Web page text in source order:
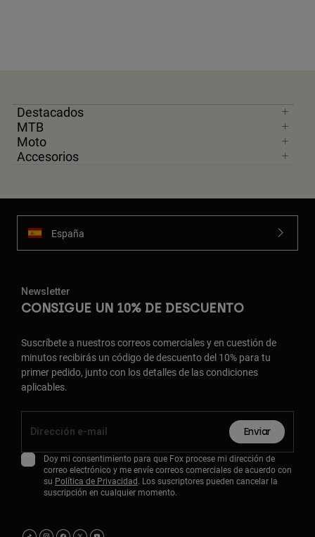
Destacados
MTB
Moto
Accesorios
España
Newsletter
CONSIGUE UN 10% DE DESCUENTO
Suscríbete a nuestros correos comerciales y en cuestión de
minutos recibirás un código de descuento del 10% para tu
primer pedido, junto con los detalles de las condiciones
aplicables.
Enviar
Doy mi consentimiento para que Fox procese mi dirección de
correo electrónico y me envíe correos comerciales de acuerdo con
su Política de Privacidad. Los suscriptores pueden cancelar la
suscripción en cualquier momento.